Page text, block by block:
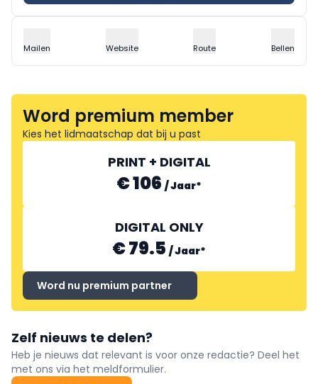
Mailen Website Route Bellen
Word premium member
Kies het lidmaatschap dat bij u past
PRINT + DIGITAL
€ 106 /Jaar*
DIGITAL ONLY
€ 79.5 /Jaar*
Word nu premium partner
Zelf nieuws te delen?
Heb je nieuws dat relevant is voor onze redactie? Deel het
met ons via het meldformulier.